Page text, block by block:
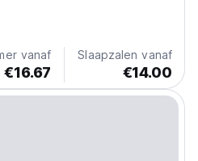
vanaf
€16.67
Slaapzalen vanaf
€14.00